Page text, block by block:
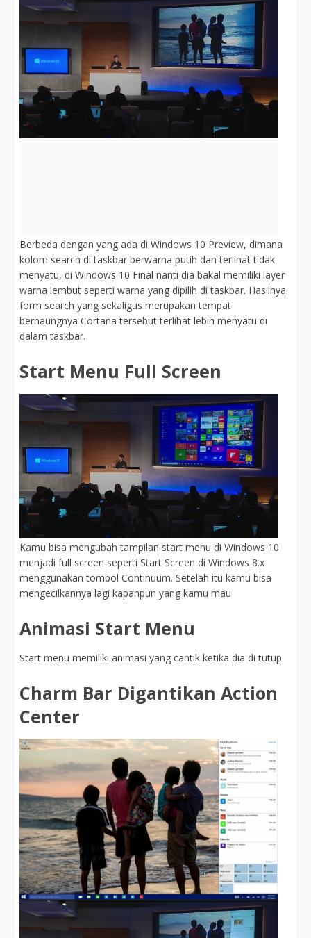
Berbeda dengan yang ada di Windows 10 Preview, dimana
kolom search di taskbar berwarna putih dan terlihat tidak
menyatu, di Windows 10 Final nanti dia bakal memiliki layer
warna lembut seperti warna yang dipilih di taskbar. Hasilnya
form search yang sekaligus merupakan tempat
bernaungnya Cortana tersebut terlihat lebih menyatu di
dalam taskbar.
Start Menu Full Screen
Kamu bisa mengubah tampilan start menu di Windows 10
menjadi full screen seperti Start Screen di Windows 8.x
menggunakan tombol Continuum. Setelah itu kamu bisa
mengecilkannya lagi kapanpun yang kamu mau
Animasi Start Menu
Start menu memiliki animasi yang cantik ketika dia di tutup.
Charm Bar Digantikan Action
Center